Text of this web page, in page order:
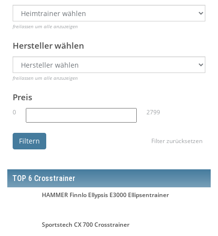
freilassen um alle anzuzeigen
Hersteller wählen
freilassen um alle anzuzeigen
Preis
0 2799
Filter zurücksetzen
Filtern
TOP 6 Crosstrainer
HAMMER Finnlo Ellypsis E3000 Ellipsentrainer
Sportstech CX 700 Crosstrainer